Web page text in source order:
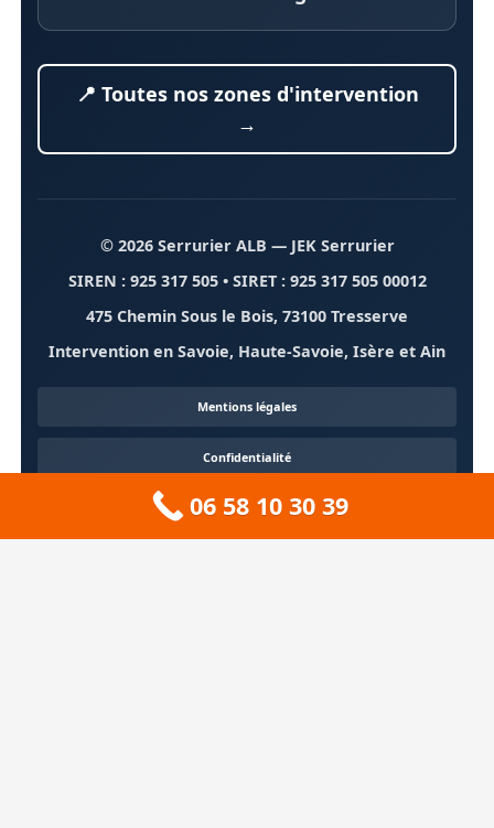
📍 Toutes nos zones d'intervention
→
© 2026 Serrurier ALB — JEK Serrurier
SIREN : 925 317 505 • SIRET : 925 317 505 00012
475 Chemin Sous le Bois, 73100 Tresserve
Intervention en Savoie, Haute-Savoie, Isère et Ain
Mentions légales
Confidentialité
Contact
06 58 10 30 39